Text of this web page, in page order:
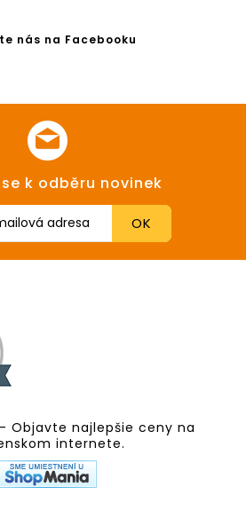
nás na Facebooku
k odběru novinek